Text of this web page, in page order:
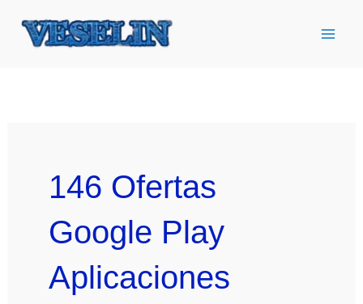
146 Ofertas
Google Play
Aplicaciones